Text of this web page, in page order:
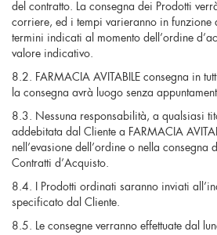
del contratto. La consegna dei Prodotti
corriere, ed i tempi varieranno in funzione
termini indicati al momento dell’ordine
valore indicativo.
8.2. FARMACIA AVITABILE consegna in
la consegna avrà luogo senza
8.3. Nessuna responsabilità, a qualsiasi
addebitata dal Cliente a FARMACIA
nell’evasione dell’ordine o nella consegna
Contratti d’Acquisto.
8.4. I Prodotti ordinati saranno inviati
specificato dal Cliente.
8.5. Le consegne verranno effettuate dal